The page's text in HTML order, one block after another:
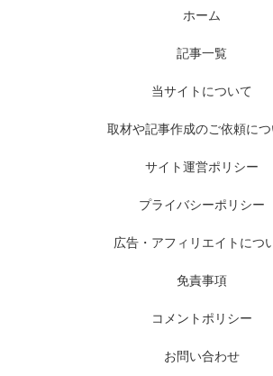
ホーム
記事一覧
当サイトについて
取材や記事作成のご依頼に
サイト運営ポリシー
プライバシーポリシー
広告・アフィリエイトにつ
免責事項
コメントポリシー
お問い合わせ